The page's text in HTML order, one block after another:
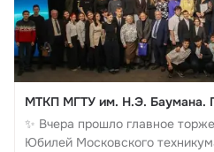
МТКП МГТУ им. Н.Э. Баумана.
✨ Вчера прошло главное
Юбилей Московского